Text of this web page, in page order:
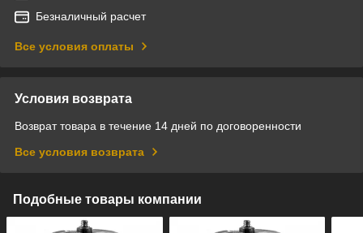
Безналичный расчет
Все условия оплаты
Условия возврата
Возврат товара в течение 14 дней по договоренности
Все условия возврата
Подобные товары компании